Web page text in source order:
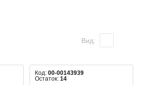
Вид:
Код: 00-00143939
Остаток: 14